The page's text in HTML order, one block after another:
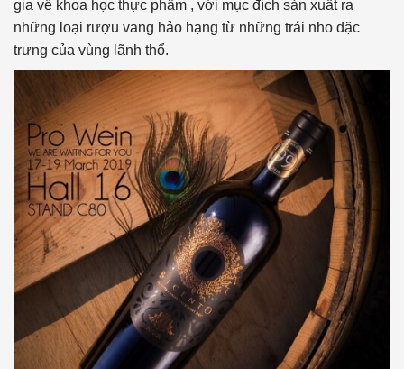
gia về khoa học thực phẩm , với mục đích sản xuất ra
những loại rượu vang hảo hạng từ những trái nho đặc
trưng của vùng lãnh thổ.